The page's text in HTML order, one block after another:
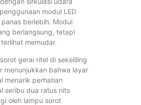
modul LED
berlebih. Modul
berlangsung, tetapi
memudar.
gerai ritel di sekeliling
menunjukkan bahwa layar
menarik perhatian
seribu dua ratus nits
oleh lampu sorot